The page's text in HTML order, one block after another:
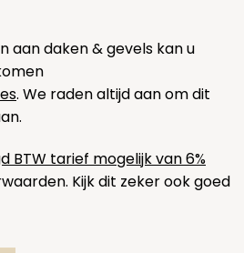
aan daken & gevels kan u
. We raden altijd aan om dit
BTW tarief mogelijk van 6%
Kijk dit zeker ook goed